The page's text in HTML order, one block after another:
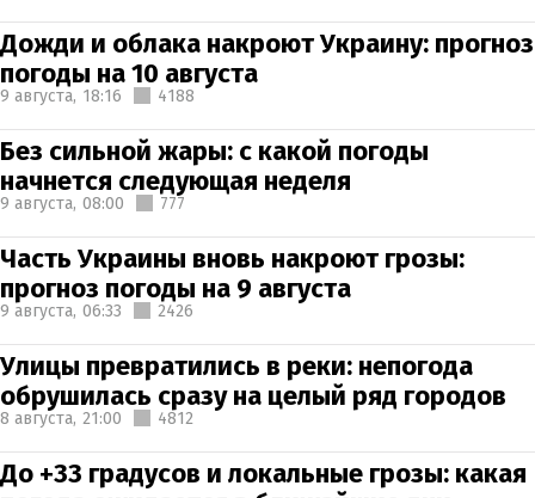
Дожди и облака накроют Украину: прогноз
погоды на 10 августа
9 августа, 18:16 4188
Без сильной жары: с какой погоды
начнется следующая неделя
9 августа, 08:00 777
Часть Украины вновь накроют грозы:
прогноз погоды на 9 августа
9 августа, 06:33 2426
Улицы превратились в реки: непогода
обрушилась сразу на целый ряд городов
8 августа, 21:00 4812
До +33 градусов и локальные грозы: какая